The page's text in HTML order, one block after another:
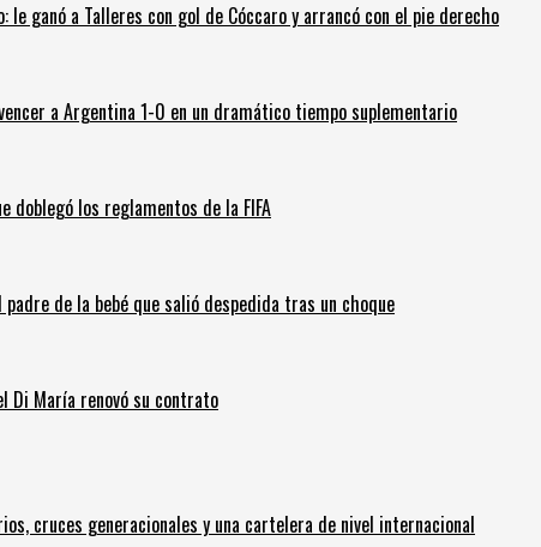
le ganó a Talleres con gol de Cóccaro y arrancó con el pie derecho
a Argentina 1-0 en un dramático tiempo suplementario
doblegó los reglamentos de la FIFA
de la bebé que salió despedida tras un choque
Di María renovó su contrato
cruces generacionales y una cartelera de nivel internacional